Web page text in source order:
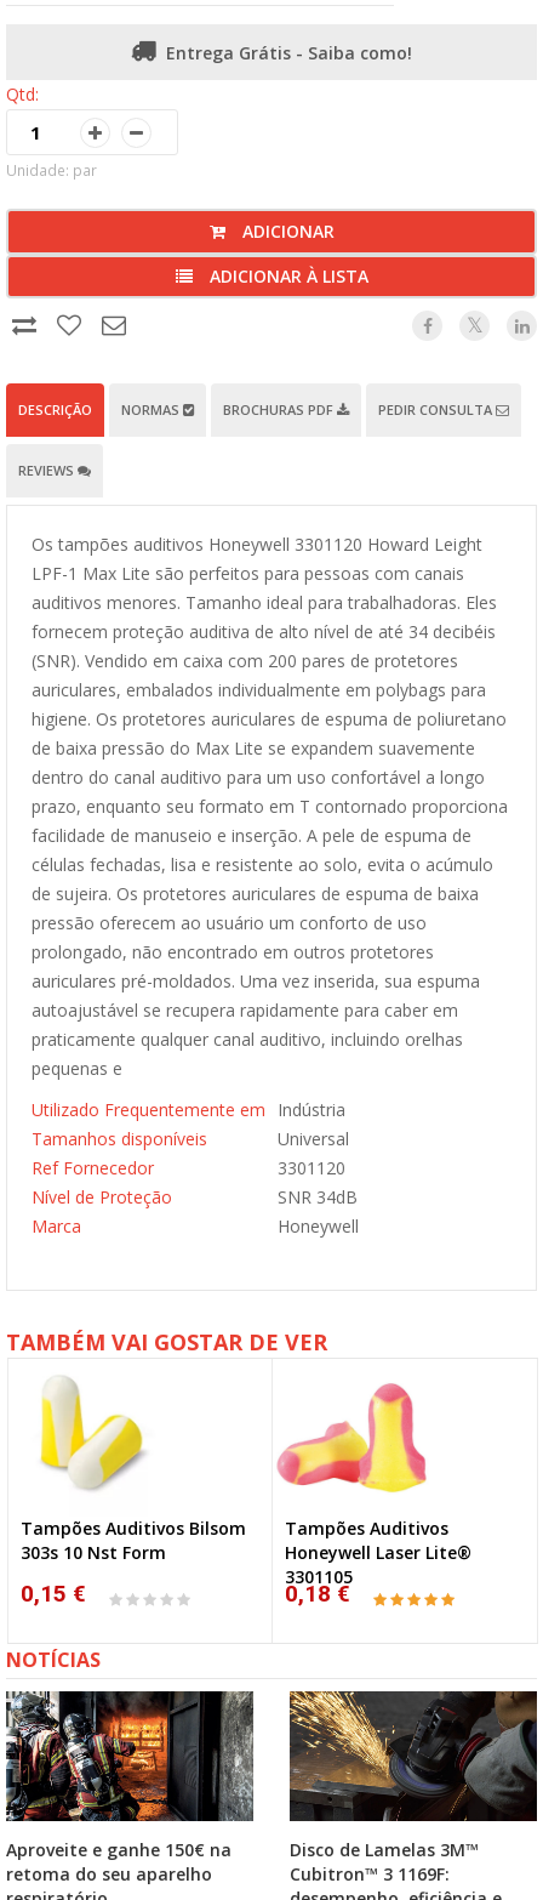
Entrega Grátis - Saiba como!
Qtd:
Unidade: par
ADICIONAR
ADICIONAR À LISTA
DESCRIÇÃO NORMAS BROCHURAS PDF PEDIR CONSULTA
REVIEWS
Os tampões auditivos Honeywell 3301120 Howard Leight
LPF-1 Max Lite são perfeitos para pessoas com canais
auditivos menores. Tamanho ideal para trabalhadoras. Eles
fornecem proteção auditiva de alto nível de até 34 decibéis
(SNR). Vendido em caixa com 200 pares de protetores
auriculares, embalados individualmente em polybags para
higiene. Os protetores auriculares de espuma de poliuretano
de baixa pressão do Max Lite se expandem suavemente
dentro do canal auditivo para um uso confortável a longo
prazo, enquanto seu formato em T contornado proporciona
facilidade de manuseio e inserção. A pele de espuma de
células fechadas, lisa e resistente ao solo, evita o acúmulo
de sujeira. Os protetores auriculares de espuma de baixa
pressão oferecem ao usuário um conforto de uso
prolongado, não encontrado em outros protetores
auriculares pré-moldados. Uma vez inserida, sua espuma
autoajustável se recupera rapidamente para caber em
praticamente qualquer canal auditivo, incluindo orelhas
pequenas e
Utilizado Frequentemente em
Indústria
Tamanhos disponíveis
Universal
Ref Fornecedor
3301120
Nível de Proteção
SNR 34dB
Marca
Honeywell
TAMBÉM VAI GOSTAR DE VER
Tampões Auditivos Bilsom
303s 10 Nst Form
0,15 €
Tampões Auditivos
Honeywell Laser Lite®
3301105
0,18 €
NOTÍCIAS
Aproveite e ganhe 150€ na
retoma do seu aparelho
Disco de Lamelas 3M™
Cubitron™ 3 1169F: